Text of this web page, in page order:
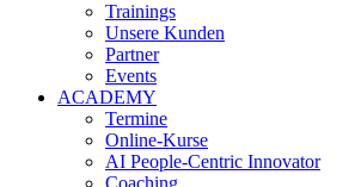
Trainings
Unsere Kunden
Partner
Events
ACADEMY
Termine
Online-Kurse
AI People-Centric Innovator
Coaching